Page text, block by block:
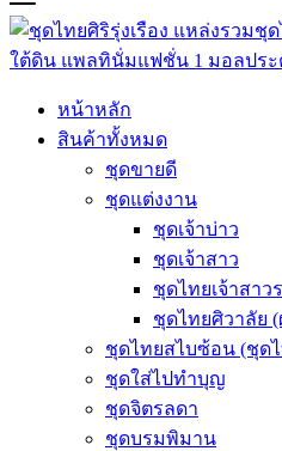
หน้าหลัก
สินค้าทั้งหมด
ชุดขายดี
ชุดแต่งงาน
ชุดเจ้าบ่าว
ชุดเจ้าสาว
ชุดไทยเจ้าสาว
ชุดไทยศิวาลัย
ชุดไทยสไบซ้อน (ชุด
ชุดใส่ไปทำบุญ
ชุดจิตรลดา
ชุดบรมพิมาน